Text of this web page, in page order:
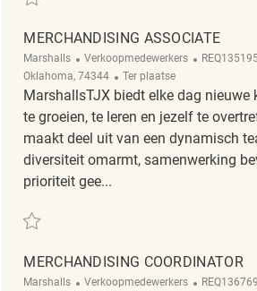
MERCHANDISING ASSOCIATE
Marshalls Categorie
Verkoopmedewerkers ReqId
Oklahoma, 74344
Afgelegen
Ter plaatse
MarshallsTJX biedt elke dag nieuwe
te groeien, te leren en jezelf te
maakt deel uit van een dynamisch
diversiteit omarmt, samenwerking
prioriteit gee...
MERCHANDISING COORDINATOR
Marshalls Categorie
Verkoopmedewerkers ReqId
REQ136769